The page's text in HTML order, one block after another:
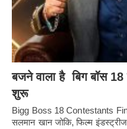
बजने वाला है बिग बॉस 18
शुरू
Bigg Boss 18 Contestants
सलमान खान जोकि, फिल्म